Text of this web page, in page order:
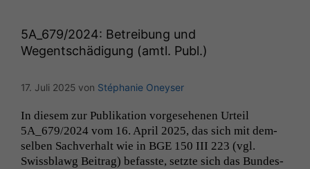
5A_679/2024: Betreibung und
Wegentschädigung (amtl. Publ.)
17. Juli 2025 von Stéphanie Oneyser
In diesem zur Pub­lika­tion vorge­se­henen Urteil
5A_679/2024 vom 16. April 2025, das sich mit dem­
sel­ben Sachver­halt wie in BGE 150 III 223 (vgl.
Swiss­blawg Beitrag) befasste, set­zte sich das Bun­des­